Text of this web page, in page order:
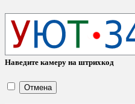
Наведите камеру на штрихкод
Отмена